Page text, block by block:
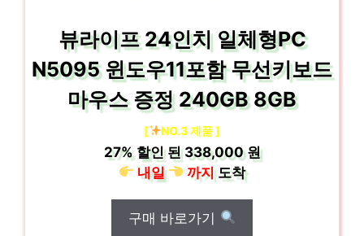
뷰라이프 24인치 일체형PC
N5095 윈도우11포함 무선키보드
마우스 증정 240GB 8GB
[ NO.3 제품 ]
27%할인 된338,000 원
내일
까지도착
구매 바로가기